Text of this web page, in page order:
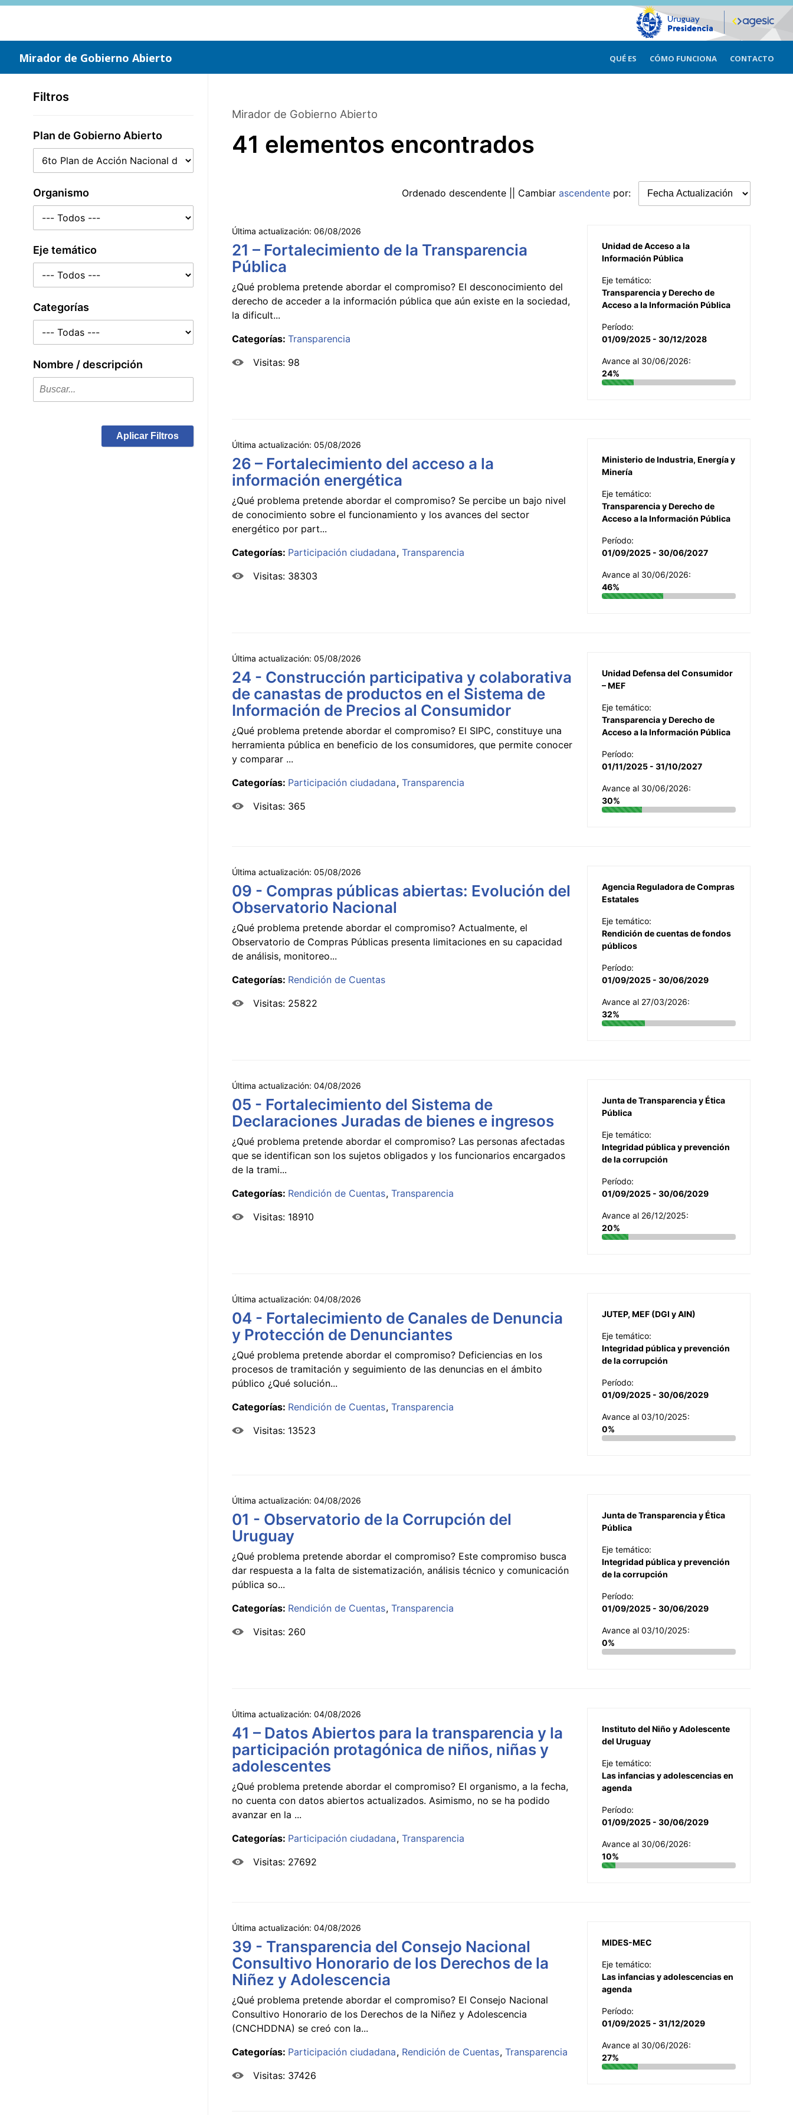
Saltar
Mirador de Gobierno Abierto QUÉ ES CÓMO FUNCIONA CONTACTO
Filtros
Plan de Gobierno Abierto
Organismo
Eje temático
Categorías
Nombre / descripción
Aplicar Filtros
Mirador de Gobierno Abierto
41 elementos encontrados
Ordenado descendente || Cambiar ascendente por:
Última actualización: 06/08/2026
21 – Fortalecimiento de la Transparencia
Pública
¿Qué problema pretende abordar el compromiso? El desconocimiento del
derecho de acceder a la información pública que aún existe en la sociedad,
la dificult...
Categorías: Transparencia
Visitas: 98
Unidad de Acceso a la
Información Pública
Eje temático:
Transparencia y Derecho de
Acceso a la Información Pública
Período:
01/09/2025 - 30/12/2028
Avance al 30/06/2026:
24%
Última actualización: 05/08/2026
26 – Fortalecimiento del acceso a la
información energética
¿Qué problema pretende abordar el compromiso? Se percibe un bajo nivel
de conocimiento sobre el funcionamiento y los avances del sector
energético por part...
Categorías: Participación ciudadana Transparencia
Visitas: 38303
Ministerio de Industria, Energía y
Minería
Eje temático:
Transparencia y Derecho de
Acceso a la Información Pública
Período:
01/09/2025 - 30/06/2027
Avance al 30/06/2026:
46%
Última actualización: 05/08/2026
24 - Construcción participativa y colaborativa
de canastas de productos en el Sistema de
Información de Precios al Consumidor
¿Qué problema pretende abordar el compromiso? El SIPC, constituye una
herramienta pública en beneficio de los consumidores, que permite conocer
y comparar ...
Categorías: Participación ciudadana Transparencia
Visitas: 365
Unidad Defensa del Consumidor
– MEF
Eje temático:
Transparencia y Derecho de
Acceso a la Información Pública
Período:
01/11/2025 - 31/10/2027
Avance al 30/06/2026:
30%
Última actualización: 05/08/2026
09 - Compras públicas abiertas: Evolución del
Observatorio Nacional
¿Qué problema pretende abordar el compromiso? Actualmente, el
Observatorio de Compras Públicas presenta limitaciones en su capacidad
de análisis, monitoreo...
Categorías: Rendición de Cuentas
Visitas: 25822
Agencia Reguladora de Compras
Estatales
Eje temático:
Rendición de cuentas de fondos
públicos
Período:
01/09/2025 - 30/06/2029
Avance al 27/03/2026:
32%
Última actualización: 04/08/2026
05 - Fortalecimiento del Sistema de
Declaraciones Juradas de bienes e ingresos
¿Qué problema pretende abordar el compromiso? Las personas afectadas
que se identifican son los sujetos obligados y los funcionarios encargados
de la trami...
Categorías: Rendición de Cuentas Transparencia
Visitas: 18910
Junta de Transparencia y Ética
Pública
Eje temático:
Integridad pública y prevención
de la corrupción
Período:
01/09/2025 - 30/06/2029
Avance al 26/12/2025:
20%
Última actualización: 04/08/2026
04 - Fortalecimiento de Canales de Denuncia
y Protección de Denunciantes
¿Qué problema pretende abordar el compromiso? Deficiencias en los
procesos de tramitación y seguimiento de las denuncias en el ámbito
público ¿Qué solución...
Categorías: Rendición de Cuentas Transparencia
Visitas: 13523
JUTEP, MEF (DGI y AIN)
Eje temático:
Integridad pública y prevención
de la corrupción
Período:
01/09/2025 - 30/06/2029
Avance al 03/10/2025:
0%
Última actualización: 04/08/2026
01 - Observatorio de la Corrupción del
Uruguay
¿Qué problema pretende abordar el compromiso? Este compromiso busca
dar respuesta a la falta de sistematización, análisis técnico y comunicación
pública so...
Categorías: Rendición de Cuentas Transparencia
Visitas: 260
Junta de Transparencia y Ética
Pública
Eje temático:
Integridad pública y prevención
de la corrupción
Período:
01/09/2025 - 30/06/2029
Avance al 03/10/2025:
0%
Última actualización: 04/08/2026
41 – Datos Abiertos para la transparencia y la
participación protagónica de niños, niñas y
adolescentes
¿Qué problema pretende abordar el compromiso? El organismo, a la fecha,
no cuenta con datos abiertos actualizados. Asimismo, no se ha podido
avanzar en la ...
Categorías: Participación ciudadana Transparencia
Visitas: 27692
Instituto del Niño y Adolescente
del Uruguay
Eje temático:
Las infancias y adolescencias en
agenda
Período:
01/09/2025 - 30/06/2029
Avance al 30/06/2026:
10%
Última actualización: 04/08/2026
39 - Transparencia del Consejo Nacional
Consultivo Honorario de los Derechos de la
Niñez y Adolescencia
¿Qué problema pretende abordar el compromiso? El Consejo Nacional
Consultivo Honorario de los Derechos de la Niñez y Adolescencia
(CNCHDDNA) se creó con la...
Categorías: Participación ciudadana Rendición de Cuentas Transparencia
Visitas: 37426
MIDES-MEC
Eje temático:
Las infancias y adolescencias en
agenda
Período:
01/09/2025 - 31/12/2029
Avance al 30/06/2026:
27%